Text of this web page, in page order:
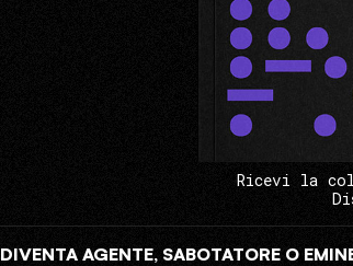
Ricevi la
DIVENTA AGENTE, SABOTATORE O